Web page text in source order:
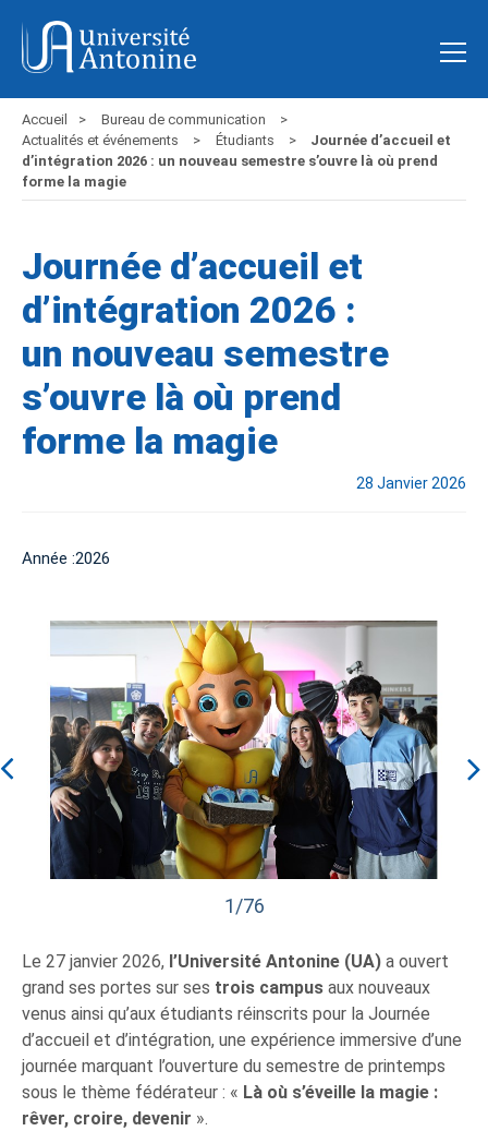
Accueil
Bureau de communication
Actualités et événements
Étudiants
Journée d’accueil et
d’intégration 2026 : un nouveau semestre s’ouvre là où prend
forme la magie
Journée d’accueil et
d’intégration 2026 :
un nouveau semestre
s’ouvre là où prend
forme la magie
28 Janvier 2026
Année :2026
1/76
Le 27 janvier 2026, l’Université Antonine (UA) a ouvert
grand ses portes sur ses trois campus aux nouveaux
venus ainsi qu’aux étudiants réinscrits pour la Journée
d’accueil et d’intégration, une expérience immersive d’une
journée marquant l’ouverture du semestre de printemps
sous le thème fédérateur : « Là où s’éveille la magie :
rêver, croire, devenir ».